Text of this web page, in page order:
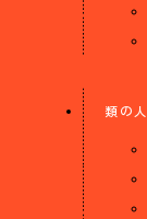
類の人